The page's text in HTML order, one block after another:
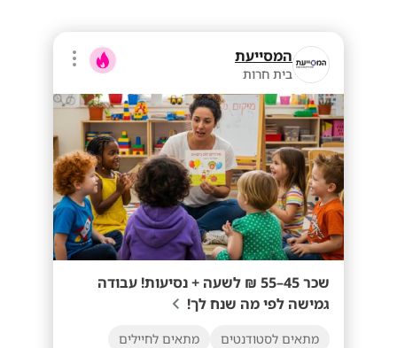
המסייעת
בית חרות
שכר 45–55 ₪ לשעה + נסיעות! עבודה
גמישה לפי מה שנח לך!
מתאים לסטודנטים מתאים לחיילים